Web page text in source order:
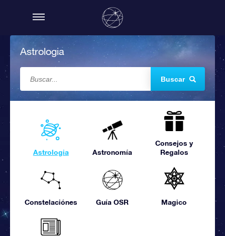
Astrologia
Buscar
Astrologia Astronomía
Consejos y
Regalos
Constelaciónes Guía OSR Magico